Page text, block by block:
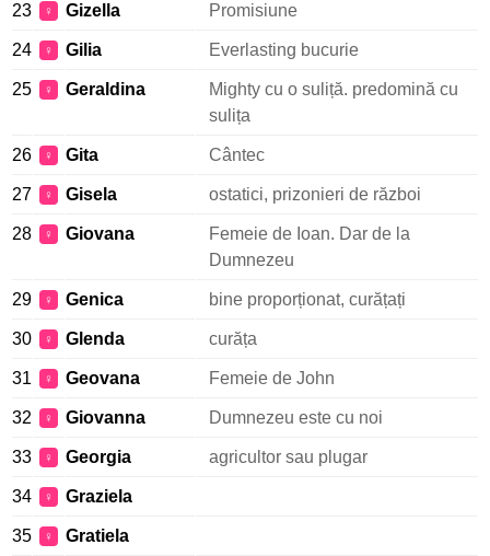
23 ♀ Gizella Promisiune
24 ♀ Gilia Everlasting bucurie
25 ♀ Geraldina
Mighty cu o suliță. predomină cu
sulița
26 ♀ Gita Cântec
27 ♀ Gisela ostatici, prizonieri de război
28 ♀ Giovana
Femeie de Ioan. Dar de la
Dumnezeu
29 ♀ Genica bine proporționat, curățați
30 ♀ Glenda curăța
31 ♀ Geovana Femeie de John
32 ♀ Giovanna Dumnezeu este cu noi
33 ♀ Georgia agricultor sau plugar
34 ♀ Graziela
35 ♀ Gratiela